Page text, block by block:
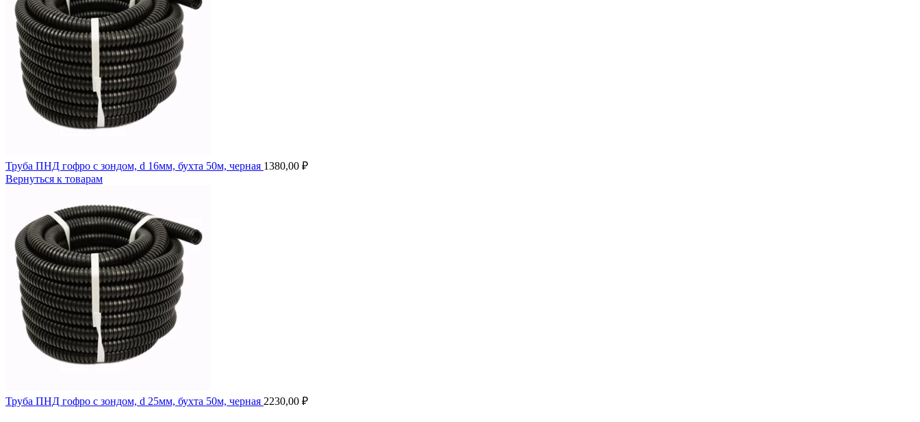
Труба ПНД гофро с зондом, d 16мм, бухта 50м, черная 1380,00 ₽
Вернуться к товарам
Труба ПНД гофро с зондом, d 25мм, бухта 50м, черная 2230,00 ₽